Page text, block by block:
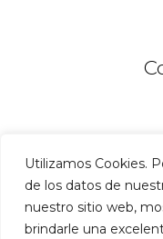
Utilizamos Cookies.
de los datos de
nuestro sitio web,
brindarle una
©2026Instituto
Cirugia